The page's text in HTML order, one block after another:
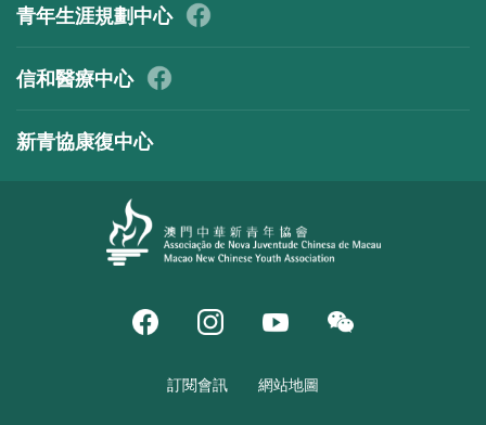
青年生涯規劃中心
信和醫療中心
新青協康復中心
訂閱會訊 網站地圖